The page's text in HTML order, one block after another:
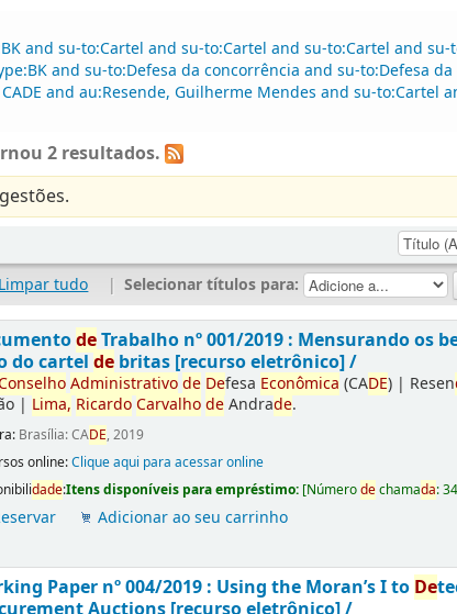
and su-to:Cartel and su-to:Cartel and su-to:Cartel and
and su-to:Defesa da concorrência and su-to:Defesa
and au:Resende, Guilherme Mendes and su-to:Cartel
2 resultados.
Limpar tudo | Selecionar títulos para:
deTrabalho nº 001/2019 : Mensurando os
do cartelde britas [recurso eletrônico] /
Administrativode Defesa Econômica (CADE) | Resen
| Lima, RicardoCarvalhodeAndrade.
Brasília: CADE, 2019
online:Clique aqui para acessar online
dade:Itens disponíveis para empréstimo: [Númerodechamada:
Adicionar ao seu carrinho
Paper nº 004/2019 : Using the Moran’s I to De